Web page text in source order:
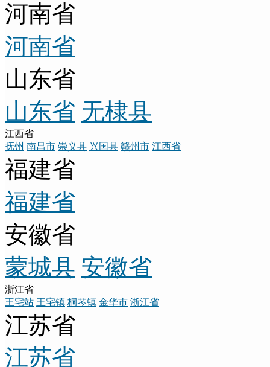
河南省
河南省
山东省
山东省 无棣县
江西省
抚州 南昌市 崇义县 兴国县 赣州市 江西省
福建省
福建省
安徽省
蒙城县 安徽省
浙江省
王宅站 王宅镇 桐琴镇 金华市 浙江省
江苏省
江苏省